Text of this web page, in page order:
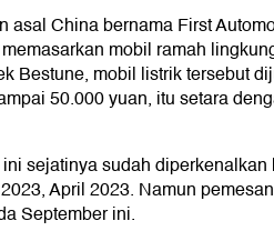
asal China bernama First
mobil ramah
Bestune, mobil listrik tersebut
50.000 yuan, itu setara
sejatinya sudah
April 2023. Namun
September ini.